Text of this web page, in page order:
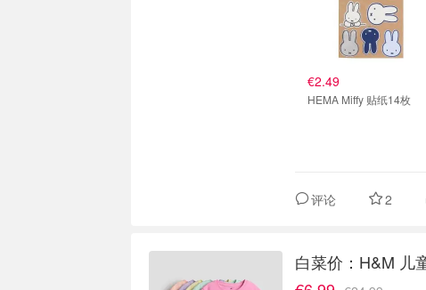
€2.49
HEMA Miffy 贴纸14枚
评论 2
白菜价：H&M 儿